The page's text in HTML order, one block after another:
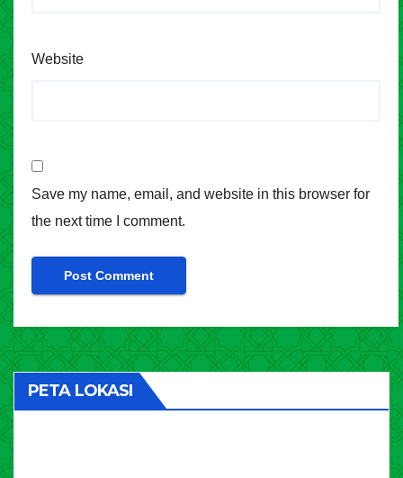
Website
Save my name, email, and website in this browser for
the next time I comment.
PETA LOKASI